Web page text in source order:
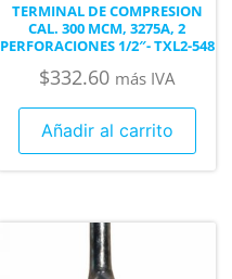
TERMINAL DE COMPRESION
CAL. 300 MCM, 3275A, 2
PERFORACIONES 1/2″- TXL2-548
$332.60 más IVA
Añadir al carrito